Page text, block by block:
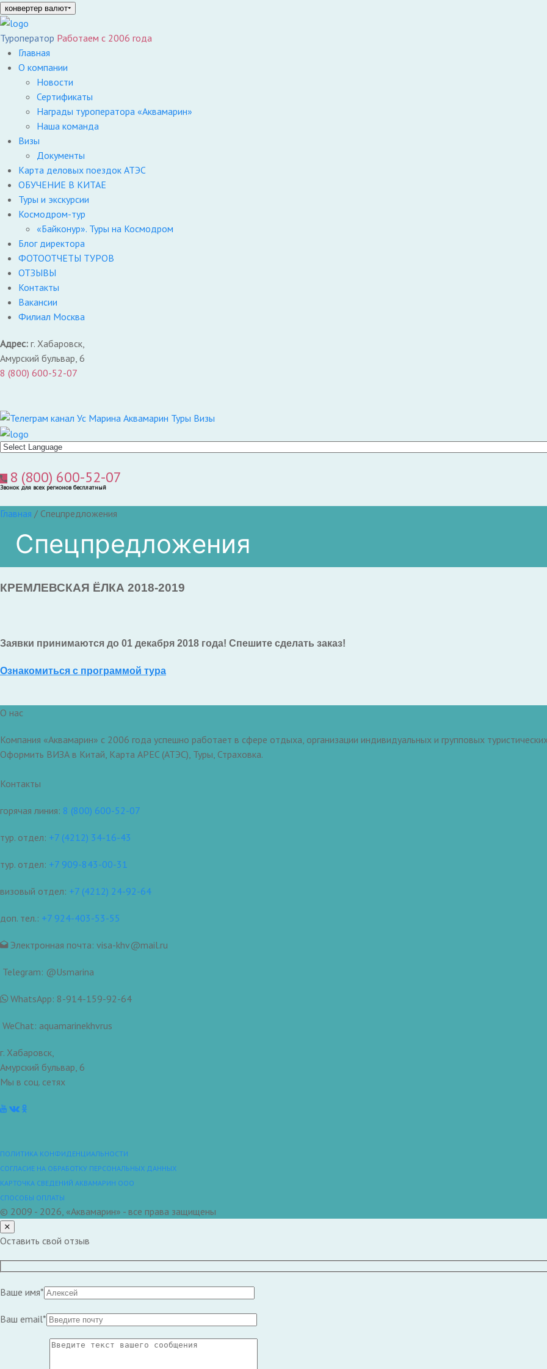
конвертер валют
Туроператор Работаем с 2006 года
Главная
О компании
Новости
Сертификаты
Награды туроператора «Аквамарин»
Наша команда
Визы
Документы
Карта деловых поездок АТЭС
ОБУЧЕНИЕ В КИТАЕ
Туры и экскурсии
Космодром-тур
«Байконур». Туры на Космодром
Блог директора
ФОТООТЧЕТЫ ТУРОВ
ОТЗЫВЫ
Контакты
Вакансии
Филиал Москва
Адрес: г. Хабаровск,
Амурский бульвар, 6
8 (800) 600-52-07
8 (800) 600-52-07
Звонок для всех регионов бесплатный
Главная / Спецпредложения
Спецпредложения
КРЕМЛЕВСКАЯ ЁЛКА 2018-2019
Заявки принимаются до 01 декабря 2018 года! Спешите сделать заказ!
Ознакомиться с программой тура
О нас
Компания «Аквамарин» с 2006 года успешно работает в сфере отдыха, организации индивидуальных и групповых
Оформить ВИЗА в Китай, Карта APEC (АТЭС), Туры, Страховка.
Контакты
горячая линия: 8 (800) 600-52-07
тур. отдел: +7 (4212) 34-16-43
тур. отдел: +7 909-843-00-31
визовый отдел: +7 (4212) 24-92-64
доп. тел.: +7 924-403-53-55
Электронная почта: visa-khv@mail.ru
Telegram: @Usmarina
WhatsApp: 8-914-159-92-64
WeChat: aquamarinekhvrus
г. Хабаровск,
Амурский бульвар, 6
Мы в соц. сетях
ПОЛИТИКА КОНФИДЕНЦИАЛЬНОСТИ
СОГЛАСИЕ НА ОБРАБОТКУ ПЕРСОНАЛЬНЫХ ДАННЫХ
КАРТОЧКА СВЕДЕНИЙ АКВАМАРИН ООО
СПОСОБЫ ОПЛАТЫ
© 2009 - 2026, «Аквамарин» - все права защищены
Оставить свой отзыв
Ваше имя*
Ваш email*